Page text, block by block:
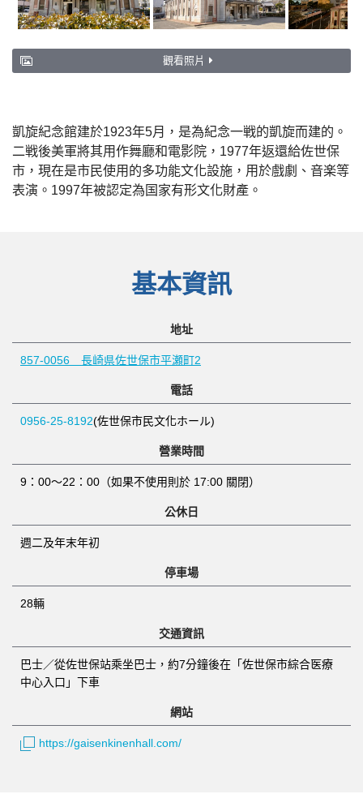
觀看照片
凱旋紀念館建於1923年5月，是為紀念一戦的凱旋而建的。
二戦後美軍將其用作舞廳和電影院，1977年返還給佐世保
市，現在是市民使用的多功能文化設施，用於戲劇、音楽等
表演。1997年被認定為国家有形文化財產。
基本資訊
地址
857-0056 長崎県佐世保市平瀬町2
電話
0956-25-8192(佐世保市民文化ホール)
營業時間
9：00～22：00（如果不使用則於 17:00 關閉）
公休日
週二及年末年初
停車場
28輛
交通資訊
巴士／從佐世保站乘坐巴士，約7分鐘後在「佐世保市綜合医療
中心入口」下車
網站
https://gaisenkinenhall.com/